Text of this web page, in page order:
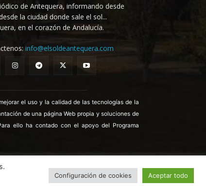
de Antequera, informando desde
la ciudad donde sale el sol...
en el corazón de Andalucía.
info@elsoldeantequera.com
el uso y la calidad de las tecnologías de la
de una página Web propia y soluciones de
ello ha contado con el apoyo del Programa
Cookies Política de Privacidad
Aviso legal
Configuración de cookies Aceptar todo